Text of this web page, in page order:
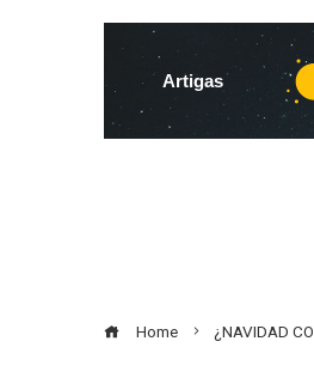
Artigas
Home ¿NAVIDAD